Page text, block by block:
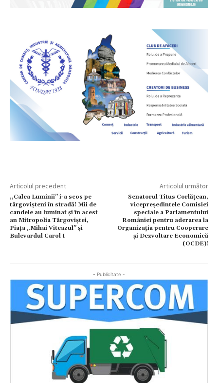
Articolul precedent
,,Calea Luminii’’ i-a scos pe
târgovișteni în stradă! Mii de
candele au luminat și în acest
an Mitropolia Târgoviștei,
Piața „Mihai Viteazul” și
Bulevardul Carol I
Articolul următor
Senatorul Titus Corlățean,
vicepreședintele Comisiei
speciale a Parlamentului
României pentru aderarea la
Organizația pentru Cooperare
și Dezvoltare Economică
(OCDE)!
- Publicitate -